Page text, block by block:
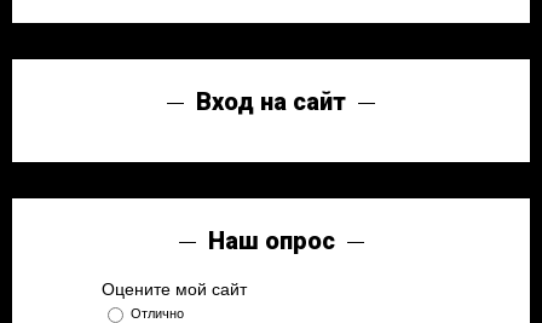
Вход на сайт
Наш опрос
Оцените мой сайт
Отлично